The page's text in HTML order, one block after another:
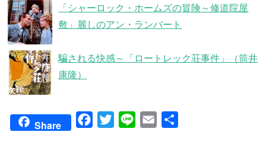
「シャーロック・ホームズの冒険～修道院屋
敷」麗しのアン・ランバート
騙される快感～「ロートレック荘事件」（筒井
康隆）
Share Facebook
Twitter Line Email